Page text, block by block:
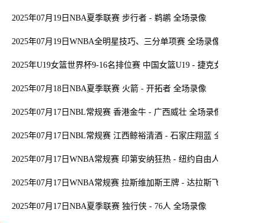
2025年07月19日NBA夏季联赛 步行者 - 鹈鹕 全场录像
2025年07月19日WNBA全明星技巧、三分单项赛 全场录像
2025年U19女篮世界杯9-16名排位赛 中国女篮U19 - 捷克女篮U19 全
2025年07月18日NBA夏季联赛 火箭 - 开拓者 全场录像
2025年07月17日NBL常规赛 香港金牛 - 广西威壮 全场录像
2025年07月17日NBL常规赛 江西鲸裕清酒 - 石家庄翔蓝 全场录像
2025年07月17日WNBA常规赛 印第安纳狂热 - 纽约自由人 全场录像
2025年07月17日WNBA常规赛 拉斯维加斯王牌 - 达拉斯飞翼 全场录像
2025年07月17日NBA夏季联赛 独行侠 - 76人 全场录像